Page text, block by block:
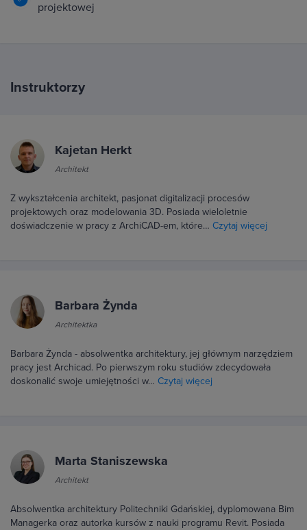
projektowej
Instruktorzy
Kajetan Herkt
Architekt
Z wykształcenia architekt, pasjonat digitalizacji procesów
projektowych oraz modelowania 3D. Posiada wieloletnie
doświadczenie w pracy z ArchiCAD-em, które… Czytaj więcej
Barbara Żynda
Architektka
Barbara Żynda - absolwentka architektury, jej głównym narzędziem
pracy jest Archicad. Po pierwszym roku studiów zdecydowała
doskonalić swoje umiejętności w… Czytaj więcej
Marta Staniszewska
Architekt
Absolwentka architektury Politechniki Gdańskiej, dyplomowana Bim
Managerka oraz autorka kursów z nauki programu Revit. Posiada